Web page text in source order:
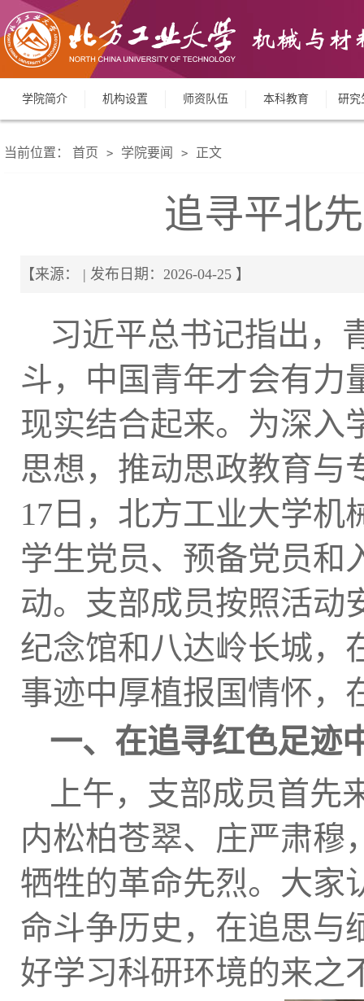
学院简介 机构设置 师资队伍 本科教育 研究
当前位置： 首页 > 学院要闻 > 正文
追寻平北
【来源： | 发布日期：2026-04-25 】
习近平总书记指出，
斗，中国青年才会有力
现实结合起来。为深入
思想，推动思政教育与
17日，北方工业大学机
学生党员、预备党员和
动。支部成员按照活动
纪念馆和八达岭长城，
事迹中厚植报国情怀，
一、在追寻红色足迹
上午，支部成员首先
内松柏苍翠、庄严肃穆
牺牲的革命先烈。大家
命斗争历史，在追思与
好学习科研环境的来之